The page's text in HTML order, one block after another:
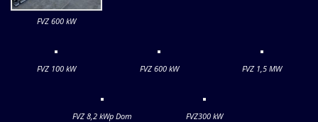
FVZ 600 kW
FVZ 100 kW FVZ 600 kW FVZ 1,5 MW
FVZ 8,2 kWp Dom FVZ300 kW